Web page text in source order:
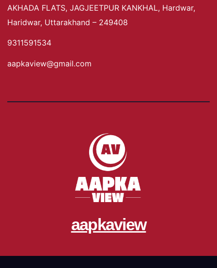
AKHADA FLATS, JAGJEETPUR KANKHAL, Hardwar,
Haridwar, Uttarakhand – 249408
9311591534
aapkaview@gmail.com
aapkaview